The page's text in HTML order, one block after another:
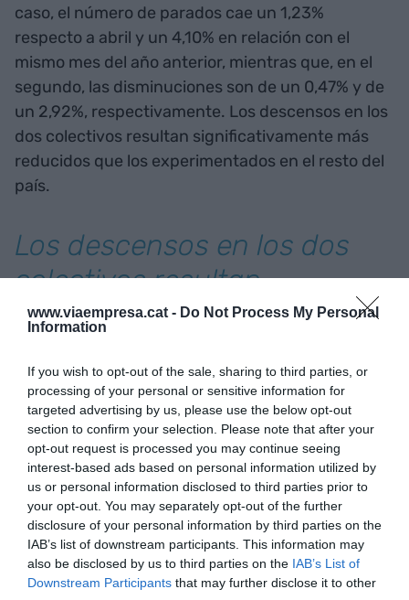
www.viaempresa.cat - Do Not Process My Personal
Information
If you wish to opt-out of the sale, sharing to third parties, or
processing of your personal or sensitive information for
targeted advertising by us, please use the below opt-out
section to confirm your selection. Please note that after your
opt-out request is processed you may continue seeing
interest-based ads based on personal information utilized by
us or personal information disclosed to third parties prior to
your opt-out. You may separately opt-out of the further
disclosure of your personal information by third parties on the
IAB’s list of downstream participants. This information may
also be disclosed by us to third parties on the IAB’s List of
Downstream Participants that may further disclose it to other
caso, el número de parados cae un 1,23%
respecto a abril y un 4,10% en relación con el
mismo mes del año anterior, mientras que, en el
segundo, las disminuciones son de un 0,47% y de
un 2,92%, respectivamente. Los descensos en los
dos colectivos resultan significativamente más
reducidos que los experimentados en el resto del
país.
Los descensos en los dos
colectivos resultan
significativamente más
experimentados en el resto
del país
En el colectivo de los menores de 25 años se ha
producido un descenso del paro en el mes de
mayo de un 5,05% en comparación con abril y de
un 0,24% en relación a mayo de 2022, tasas más
moderadas que las registradas el mes pasado.